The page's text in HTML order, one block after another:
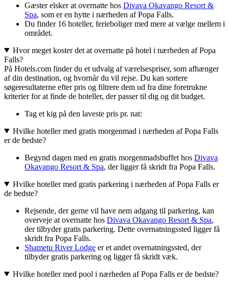
Gæster elsker at overnatte hos Divava Okavango Resort &
Spa, som er en hytte i nærheden af Popa Falls.
Du finder 16 hoteller, ferieboliger med mere at vælge mellem i
området.
Hvor meget koster det at overnatte på hotel i nærheden af Popa
Falls?
På Hotels.com finder du et udvalg af værelsespriser, som afhænger
af din destination, og hvornår du vil rejse. Du kan sortere
søgeresultaterne efter pris og filtrere dem ud fra dine foretrukne
kriterier for at finde de hoteller, der passer til dig og dit budget.
Tag et kig på den laveste pris pr. nat:
Hvilke hoteller med gratis morgenmad i nærheden af Popa Falls
er de bedste?
Begynd dagen med en gratis morgenmadsbuffet hos Divava
Okavango Resort & Spa, der ligger få skridt fra Popa Falls.
Hvilke hoteller med gratis parkering i nærheden af Popa Falls er
de bedste?
Rejsende, der gerne vil have nem adgang til parkering, kan
overveje at overnatte hos Divava Okavango Resort & Spa,
der tilbyder gratis parkering. Dette overnatningssted ligger få
skridt fra Popa Falls.
Shametu River Lodge er et andet overnatningssted, der
tilbyder gratis parkering og ligger få skridt væk.
Hvilke hoteller med pool i nærheden af Popa Falls er de bedste?